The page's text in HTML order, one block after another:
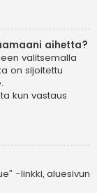
aihetta?
valitsemalla
on sijoitettu
kun vastaus
-linkki, aluesivun